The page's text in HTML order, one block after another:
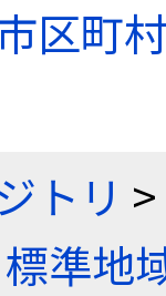
区町
トリ >
標準地